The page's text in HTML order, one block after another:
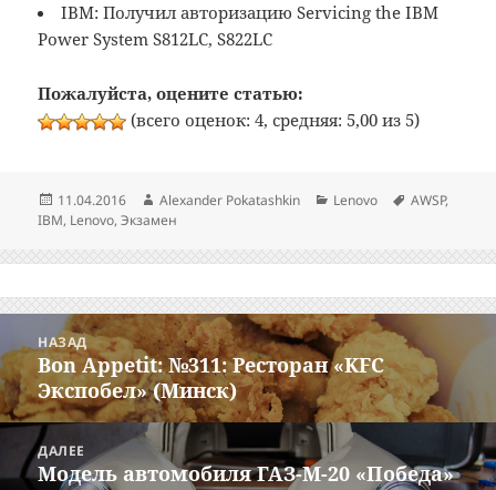
IBM: Получил авторизацию Servicing the IBM
Power System S812LC, S822LC
Пожалуйста, оцените статью:
(всего оценок: 4, средняя: 5,00 из 5)
Опубликовано
11.04.2016 Автор
Alexander Pokatashkin Рубрики
Lenovo Метки
AWSP,
IBM, Lenovo,Экзамен
Навигация
по
записям
НАЗАД
Предыдущая
запись:
Bon Appetit: №311: Ресторан «KFC
Экспобел» (Минск)
ДАЛЕЕ
Следующая
Модель автомобиля ГАЗ-М-20 «Победа»